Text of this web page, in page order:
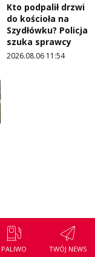
PALIWO TWÓJ NEWS
Kto podpalił drzwi
do kościoła na
Szydłówku? Policja
szuka sprawcy
2026.08.06 11:54